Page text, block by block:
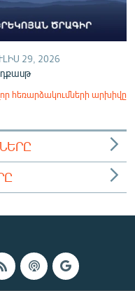
29, 2026
հեռարձակումների արխիվը